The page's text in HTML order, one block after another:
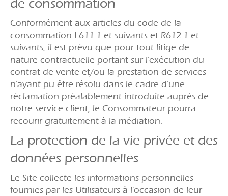
de consommation
Conformément aux articles du code de la
consommation L611-1 et suivants et R612-1 et
suivants, il est prévu que pour tout litige de
nature contractuelle portant sur l'exécution du
contrat de vente et/ou la prestation de services
n'ayant pu être résolu dans le cadre d'une
réclamation préalablement introduite auprès de
notre service client, le Consommateur pourra
recourir gratuitement à la médiation.
La protection de la vie privée et des
données personnelles
Le Site collecte les informations personnelles
fournies par les Utilisateurs à l'occasion de leur